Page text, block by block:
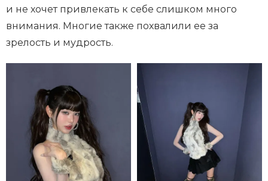
и не хочет привлекать к себе слишком много
внимания. Многие также похвалили ее за
зрелость и мудрость.